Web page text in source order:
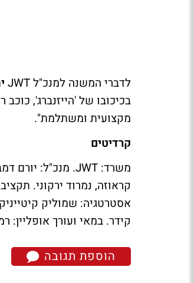
לדברי המשנה למנכ"לJWT
בכיכובו של 'הייזנברג',
מקצועית ומשתלמת".
קרדיטים
משרד: JWT. מנכ"ל: יורם
קראוזה, נמרוד ירקוני.
אסטרטגיה: שמוליק
קידר. במאי ועורך אופליין:
הוספת תגובה